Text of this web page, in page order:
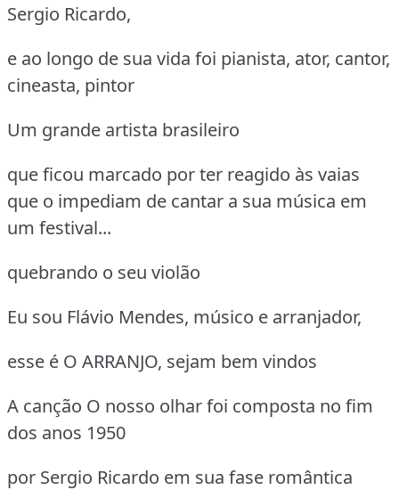
Sergio Ricardo,
e ao longo de sua vida foi pianista, ator, cantor,
cineasta, pintor
Um grande artista brasileiro
que ficou marcado por ter reagido às vaias
que o impediam de cantar a sua música em
um festival...
quebrando o seu violão
Eu sou Flávio Mendes, músico e arranjador,
esse é O ARRANJO, sejam bem vindos
A canção O nosso olhar foi composta no fim
dos anos 1950
por Sergio Ricardo em sua fase romântica